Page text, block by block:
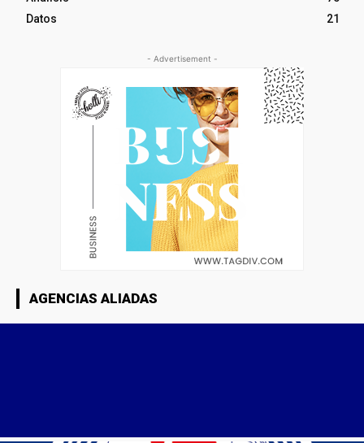
Datos
21
- Advertisement -
AGENCIAS ALIADAS